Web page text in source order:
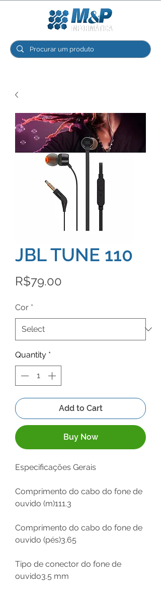
JBL TUNE 110
R$79.00
Cor *
Quantity *
Add to Cart
Buy Now
Especificações Gerais
Comprimento do cabo do fone de
ouvido (m)111.3
Comprimento do cabo do fone de
ouvido (pés)3.65
Tipo de conector do fone de
ouvido3.5 mm